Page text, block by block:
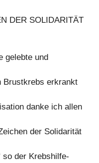
DER SOLIDARITÄT
gelebte und
Brustkrebs erkrankt
danke ich allen
der Solidarität
so der Krebshilfe-